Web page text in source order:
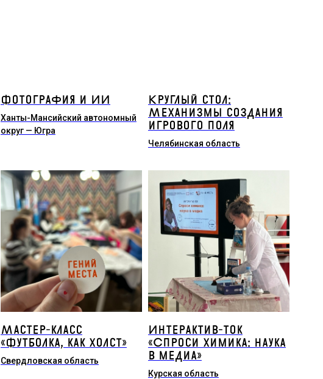
Фотография и ИИ
Ханты-Мансийский автономный
округ — Югра
Круглый стол:
Механизмы создания
игрового поля
Челябинская область
Мастер-класс
«Футболка, как холст»
Свердловская область
Интерактив-ток
«Спроси химика: наука
в медиа»
Курская область